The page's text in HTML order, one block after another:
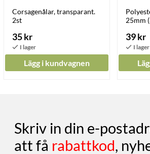
Corsagenålar, transparant.
2st
35 kr
Lägg i kundvagnen
25mm
39 kr
Skriv in din e-
att få rabattkod,